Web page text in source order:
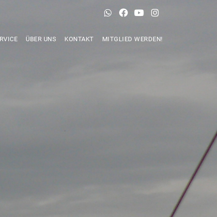
ÜBER UNS KONTAKT MITGLIED WERDEN!